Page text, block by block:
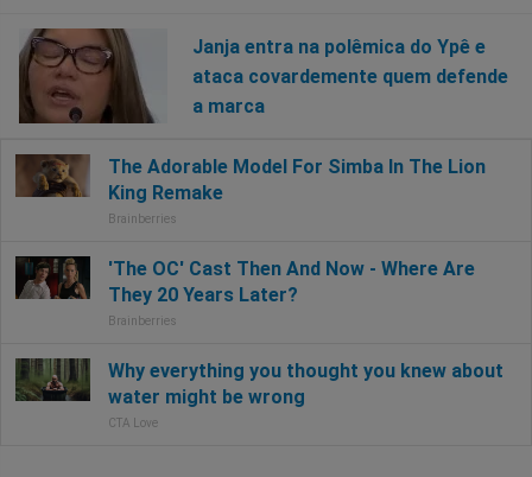
Janja entra na polêmica do Ypê e
ataca covardemente quem defende
a marca